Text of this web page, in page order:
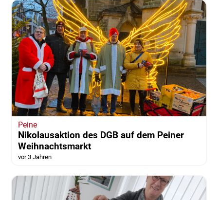
Peine
Nikolausaktion des DGB auf dem Peiner
Weihnachtsmarkt
vor 3 Jahren